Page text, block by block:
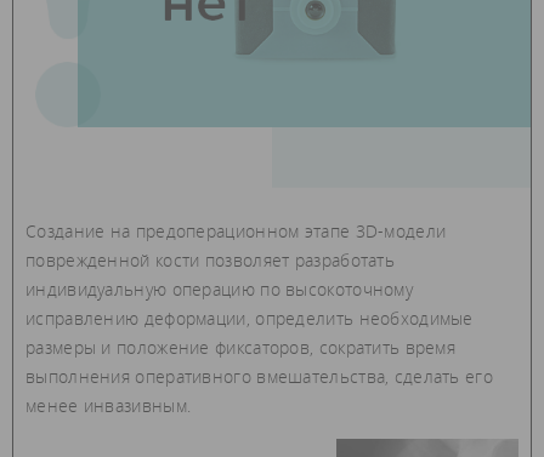
Создание на предоперационном этапе 3D-модели
поврежденной кости позволяет разработать
индивидуальную операцию по высокоточному
исправлению деформации, определить необходимые
размеры и положение фиксаторов, сократить время
выполнения оперативного вмешательства, сделать его
менее инвазивным.